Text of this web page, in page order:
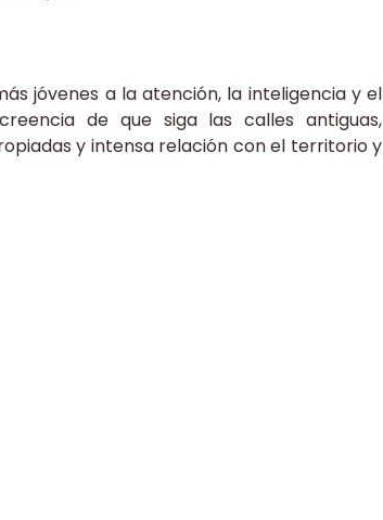
jóvenes a la atención, la inteligencia y el
de que siga las calles antiguas,
y intensa relación con el territorio y